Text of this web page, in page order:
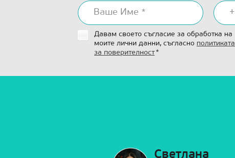
Давам своето съгласие за обработка на
моите лични данни, съгласно политиката
за поверителност *
Светлана